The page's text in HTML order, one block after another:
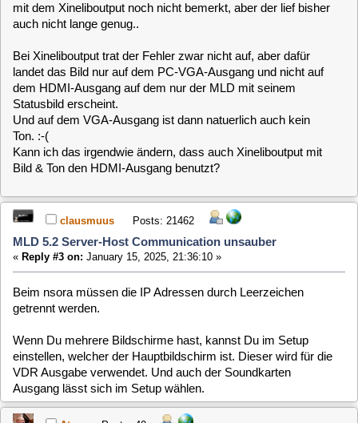
Atoq Posts: 40
MLD 5.2 Server-Host Communication unsauber
Dankeschön, ich probiere es morgen aus :-)
Atoq Posts: 40
MLD 5.2 Server-Host Communication unsauber
January 16, 2025, 17:17:15 »
Quote from: clausmuus on January 15, 2025, 21:36:10
Seltsam... Habe ich gemacht, hat sich aber trotzdem runter
Ich gucke noch mal nach
Quote from: clausmuus on January 15, 2025, 21:36:10
Wenn Du mehrere Bildschirme hast, kannst Du im Setup einstellen,
welcher der Hauptbildschirm ist. Dieser wird für die VDR Ausgabe
verwendet. Und auch der Soundkarten Ausgang lässt sich im Setup
Sorry, aber welches Setup meinst Du?
Nach der Installation von Xineliboutput finde ich mit aplay -l
Den HDMI -Port als Device3. Aber wo stelle ich das ein?
Im VDR-Setup finde ich nix und unter Plugins wird der
Bildschirm sofort unbedienbar, wenn ich die lokale Anzeige